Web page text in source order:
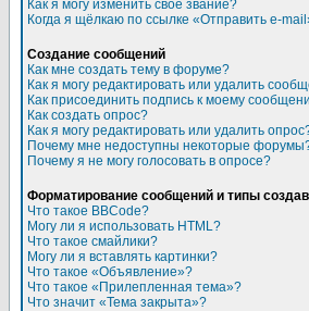
Как я могу изменить свое звание?
Когда я щёлкаю по ссылке «Отправить e-
Создание сообщений
Как мне создать тему в форуме?
Как я могу редактировать или удалить
Как присоединить подпись к моему
Как создать опрос?
Как я могу редактировать или удалить
Почему мне недоступны некоторые
Почему я не могу голосовать в опросе?
Форматирование сообщений и типы
Что такое BBCode?
Могу ли я использовать HTML?
Что такое смайлики?
Могу ли я вставлять картинки?
Что такое «Объявление»?
Что такое «Прилепленная тема»?
Что значит «Тема закрыта»?